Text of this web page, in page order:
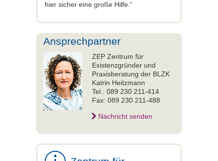
hier sicher eine große Hilfe.“
Ansprechpartner
ZEP Zentrum für
Existenzgründer und
Praxisberatung der BLZK
Katrin Heitzmann
Tel.: 089 230 211-414
Fax: 089 230 211-488
Nachricht senden